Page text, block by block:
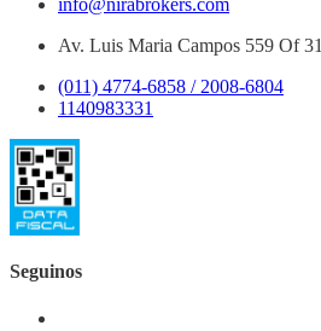
Av. Luis Maria Campos 559 Of
(011) 4774-6858 / 2008-6804
1140983331
Seguinos